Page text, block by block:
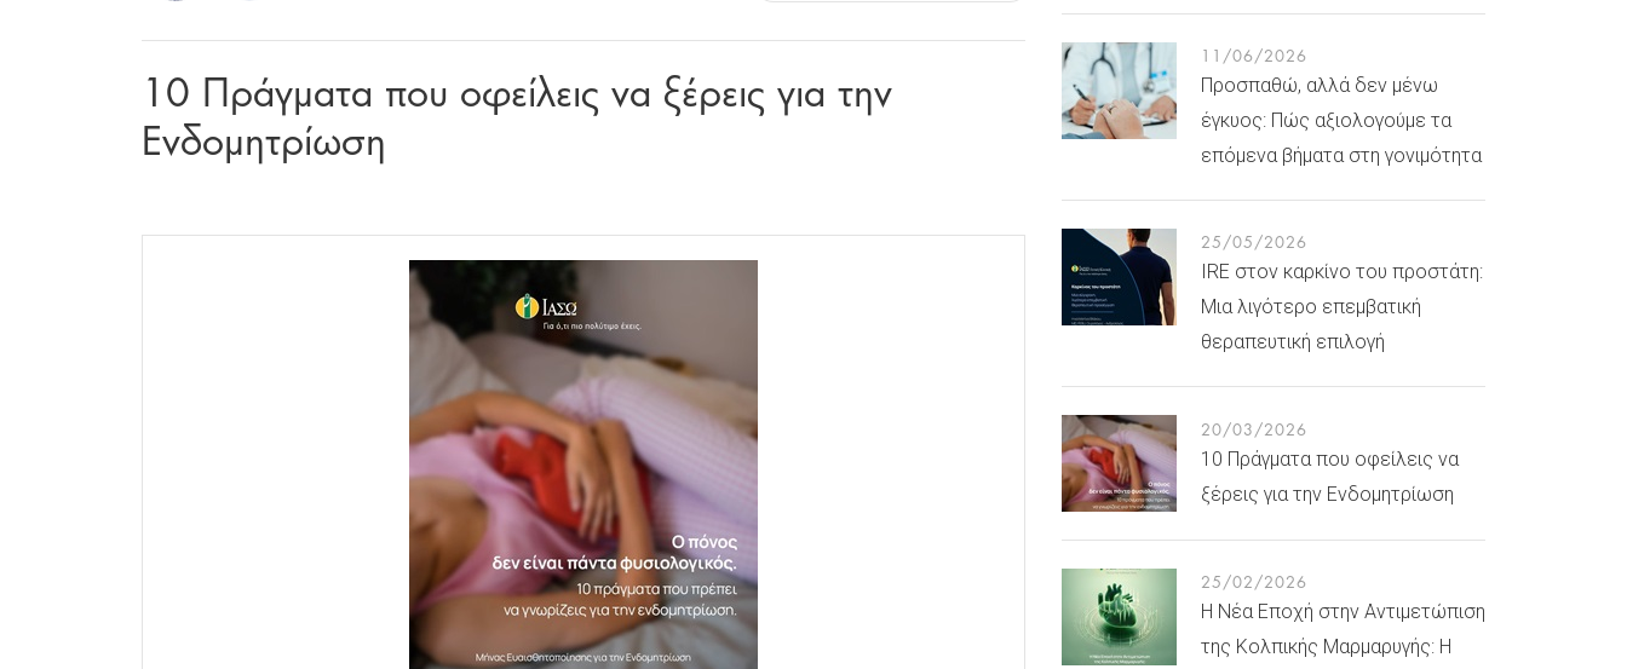
10 Πράγματα που οφείλεις να ξέρεις για την
Ενδομητρίωση
11/06/2026
Προσπαθώ, αλλά δεν μένω
έγκυος: Πώς αξιολογούμε τα
επόμενα βήματα στη γονιμότητα
25/05/2026
IRE στον καρκίνο του προστάτη:
Μια λιγότερο επεμβατική
θεραπευτική επιλογή
20/03/2026
10 Πράγματα που οφείλεις να
ξέρεις για την Ενδομητρίωση
25/02/2026
Η Νέα Εποχή στην Αντιμετώπιση
της Κολπικής Μαρμαρυγής: Η